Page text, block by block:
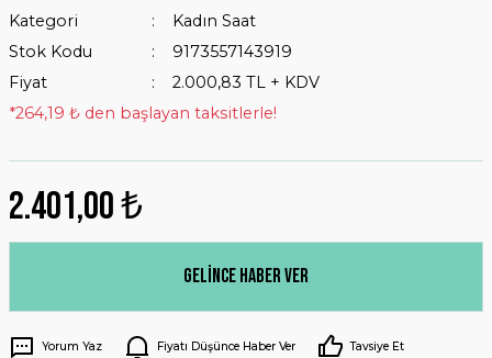
Kategori
Kadın Saat
Stok Kodu
9173557143919
Fiyat
2.000,83 TL + KDV
*264,19 ₺ den başlayan taksitlerle!
2.401,00 ₺
Gelince Haber Ver
Yorum Yaz Fiyatı Düşünce Haber Ver Tavsiye Et